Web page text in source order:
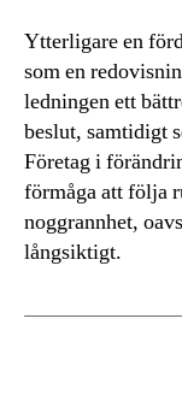
Ytterligare en
som en
ledningen ett
beslut, samtidigt
Företag i
förmåga att följa
noggrannhet,
långsiktigt.